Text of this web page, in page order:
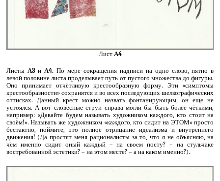
Лист А4
Листы А3иА4. По мере сокращения надписи на одно слово, пятно в
левой половине листа проделывает путь от пустого множества до фигуры.
Оно принимает отчётливую крестообразную форму. Эти «симптомы
крестообразности» сохранятся и во всех последующих шелкографических
оттисках. Данный крест можно назвать фонтанирующим, он еще не
устоялся. А вот словесные струи справа могли бы быть более чёткими,
например: «Давайте будем называть художником каждого, кто стоит на
своём!». Называть же художником «каждого, кто сидит на ЭТОМ» просто
бестактно, поймите, это полное отрицание идеализма и внутреннего
движения! (Да простят меня рационалисты за то, что я не объясняю, на
чём именно сидит оный каждый – на своем посту? – на стульчаке
востребованной эстетики? – на этом месте? – а на каком именно?).